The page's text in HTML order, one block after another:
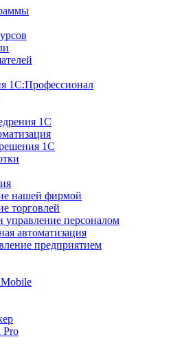
1С:Профессионал
1С
1С
нашей фирмой
торговлей
управление персоналом
автоматизация
предприятием
Pro